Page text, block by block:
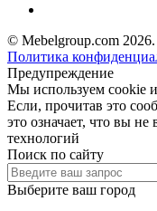
© Mebelgroup.com
Политика
Предупреждение
Мы используем cookie
Если, прочитав это
это означает, что вы не
технологий
Поиск по сайту
Выберите ваш город